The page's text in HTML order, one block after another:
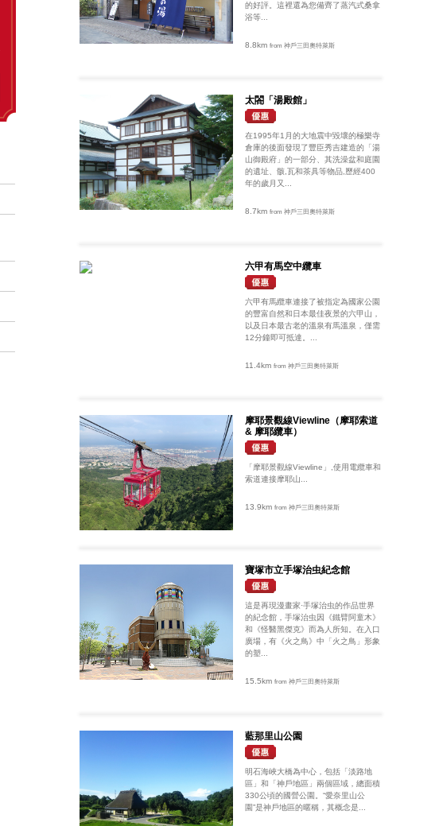
的好評。這裡還為您備齊了蒸汽式桑拿
浴等...
8.8kmfrom 神戶三田奧特萊斯
太閤「湯殿館」
在1995年1月的大地震中毀壞的極樂寺
倉庫的後面發現了豐臣秀吉建造的「湯
山御殿府」的一部分、其洗澡盆和庭園
的遺址、骸,瓦和茶具等物品,歷經400
年的歲月又...
8.7kmfrom 神戶三田奧特萊斯
六甲有馬空中纜車
六甲有馬纜車連接了被指定為國家公園
的豐富自然和日本最佳夜景的六甲山，
以及日本最古老的溫泉有馬溫泉，僅需
12分鐘即可抵達。...
11.4kmfrom 神戶三田奧特萊斯
摩耶景觀線Viewline（摩耶索道
& 摩耶纜車）
「摩耶景觀線Viewline」,使用電纜車和
索道連接摩耶山...
13.9kmfrom 神戶三田奧特萊斯
寶塚市立手塚治虫紀念館
這是再現漫畫家·手塚治虫的作品世界
的紀念館，手塚治虫因《鐵臂阿童木》
和《怪醫黑傑克》而為人所知。在入口
廣場，有《火之鳥》中「火之鳥」形象
的塑...
15.5kmfrom 神戶三田奧特萊斯
藍那里山公園
明石海峽大橋為中心，包括「淡路地
區」和「神戶地區」兩個區域，總面積
330公頃的國營公園。“愛奈里山公
園”是神戶地區的暱稱，其概念是...